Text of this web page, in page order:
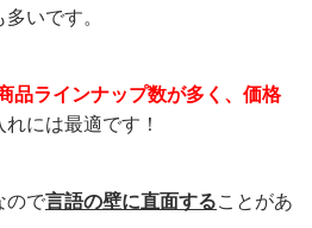
いです。
品ラインナップ数が多く、価格
には最適です！
ので言語の壁に直面することがあ